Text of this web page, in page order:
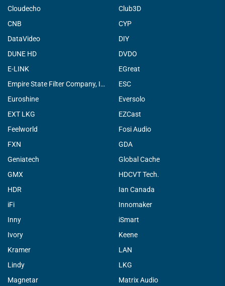
Cloudecho
Club3D
CNB
CYP
DataVideo
DIY
DUNE HD
DVDO
E-LINK
EGreat
Empire State Filter Company, INC.
ESC
Euroshine
Eversolo
EXT LKG
EZCast
Feelworld
Fosi Audio
FXN
GDA
Geniatech
Global Cache
GMX
HDCVT Tech.
HDR
Ian Canada
iFi
Innomaker
Inny
iSmart
Ivory
Keene
Kramer
LAN
Lindy
LKG
Magnetar
Matrix Audio